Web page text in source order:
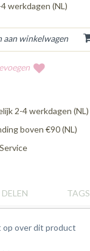
werkdagen (NL)
2-4 werkdagen (NL)
boven €90 (NL)
DELEN TAGS
op over dit product